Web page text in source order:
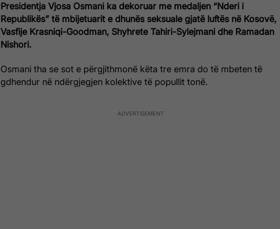
Presidentja Vjosa Osmani ka dekoruar me medaljen “Nderi i
Republikës” të mbijetuarit e dhunës seksuale gjatë luftës në Kosovë,
Vasfije Krasniqi-Goodman, Shyhrete Tahiri-Sylejmani dhe Ramadan
Nishori.
Osmani tha se sot e përgjithmonë këta tre emra do të mbeten të
gdhendur në ndërgjegjen kolektive të popullit tonë.